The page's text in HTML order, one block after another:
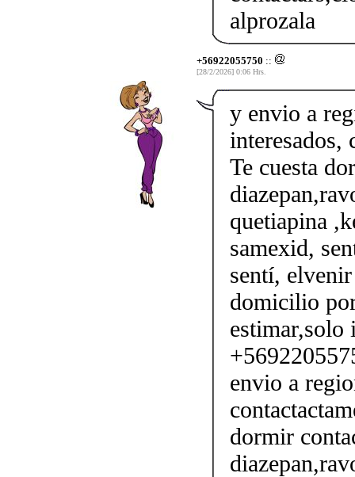
alprozala
+56922055750 ::
[28/2/2026] 0:06 Hrs.
y envio a
interesados,
Te cuesta
quetiapina
samexid,
sentí,
domicilio
estimar,solo
envio a
dormir